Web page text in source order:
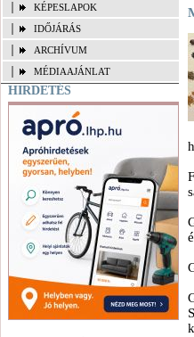
KÉPESLAPOK
IDŐJÁRÁS
ARCHÍVUM
MÉDIAAJÁNLAT
HIRDETÉS